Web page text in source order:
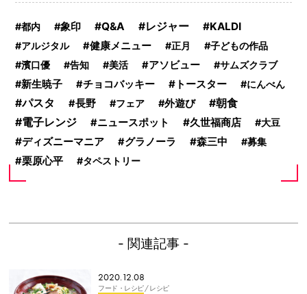
都内 象印 Q&A レジャー KALDI
アルジタル 健康メニュー 正月
子どもの作品
濱口優
告知 美活 アソビュー サムズクラブ
新生暁子 チョコバッキー トースター にんべん
パスタ 長野 フェア 外遊び
朝食
電子レンジ
ニュースポット 久世福商店 大豆
ディズニーマニア グラノーラ 森三中 募集
栗原心平 タペストリー
- 関連記事 -
2020.12.08
フード・レシピ/ レシピ